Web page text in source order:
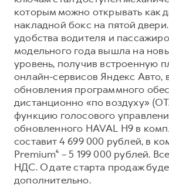
Система управления
Сервис для корпоративных
HAVAL Лизинг
АКСЕССУАРЫ HAVAL
Автомобильные аксессуары
Коллекция PRO
Коллекция Базовая
Коллекция Детская
Подписки
АКСЕССУАРЫ HAVAL
Автомобильные аксессуары
Коллекция PRO
Коллекция Базовая
Коллекция Детская
которым можно открывать как
накладной бокс на пятой
удобства водителя и
модельного года вышла на
уровень, получив встроенную
онлайн-сервисов Яндекс Авто,
обновления программного
дистанционно «по воздуху»
функцию голосового
обновленного HAVAL H9 в
составит 4 699 000 рублей, в
Premium⁴ – 5 199 000 рублей.
НДС. О дате старта продаж
дополнительно.